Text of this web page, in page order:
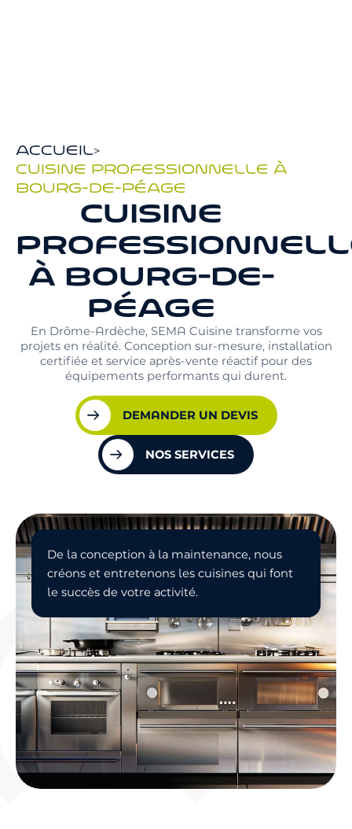
Accueil>
Cuisine professionnelle à
Bourg-de-Péage
CUISINE
À BOURG-DE-
PÉAGE
En Drôme-Ardèche, SEMA Cuisine transforme vos
projets en réalité. Conception sur-mesure, installation
certifiée et service après-vente réactif pour des
équipements performants qui durent.
DEMANDER UN DEVIS
NOS SERVICES
De la conception à la maintenance, nous
créons et entretenons les cuisines qui font
le succès de votre activité.